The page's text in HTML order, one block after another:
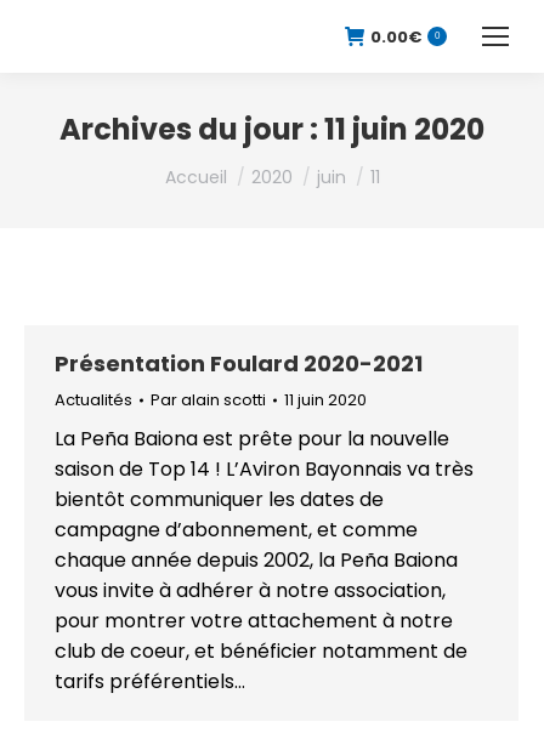
0.00€ 0
Archives du jour :11 juin 2020
Vous êtes ici :
Accueil 2020 juin 11
Présentation Foulard 2020-2021
Actualités Paralain scotti 11 juin 2020
La Peña Baiona est prête pour la nouvelle
saison de Top 14 ! L’Aviron Bayonnais va très
bientôt communiquer les dates de
campagne d’abonnement, et comme
chaque année depuis 2002, la Peña Baiona
vous invite à adhérer à notre association,
pour montrer votre attachement à notre
club de coeur, et bénéficier notamment de
tarifs préférentiels…